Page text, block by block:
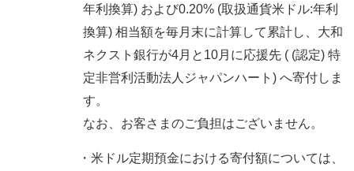
年利換算) および0.20% (取扱通貨米ドル:年利
換算) 相当額を毎月末に計算して累計し、大和
ネクスト銀行が4月と10月に応援先 ( (認定) 特
定非営利活動法人ジャパンハート) へ寄付しま
す。
なお、お客さまのご負担はございません。
米ドル定期預金における寄付額については、